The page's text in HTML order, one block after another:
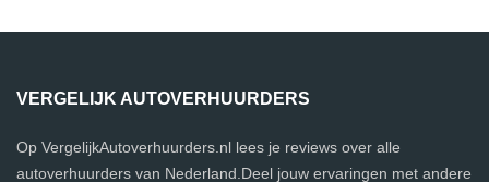
VERGELIJK AUTOVERHUURDERS
Op VergelijkAutoverhuurders.nl lees je reviews over alle
autoverhuurders van Nederland.Deel jouw ervaringen met andere